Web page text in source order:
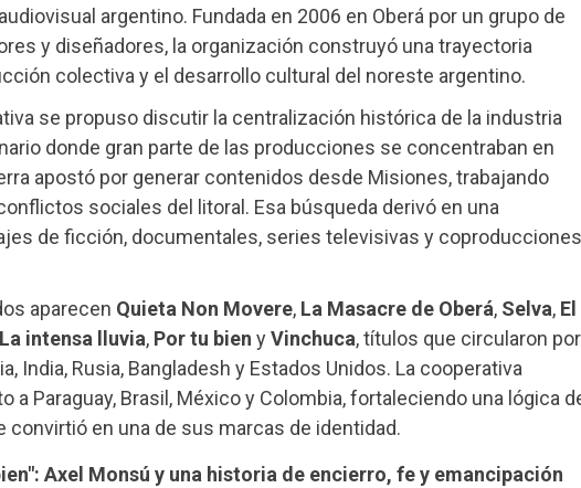
argentino. Fundada en 2006 en Oberá por un grupo de
y diseñadores, la organización construyó una trayectoria
colectiva y el desarrollo cultural del noreste argentino.
se propuso discutir la centralización histórica de la industria
donde gran parte de las producciones se concentraban en
apostó por generar contenidos desde Misiones, trabajando
sociales del litoral. Esa búsqueda derivó en una
de ficción, documentales, series televisivas y coproducciones
aparecen Quieta Non Movere, La Masacre de Oberá, Selva, El
La intensa lluvia, Por tu bien yVinchuca, títulos que circularon por
India, Rusia, Bangladesh y Estados Unidos. La cooperativa
Paraguay, Brasil, México y Colombia, fortaleciendo una lógica
en una de sus marcas de identidad.
Axel Monsú y una historia de encierro, fe y emancipación